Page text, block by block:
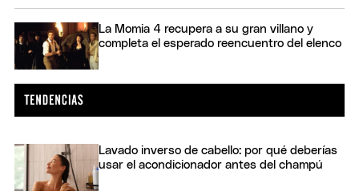
La Momia 4 recupera a su gran villano y
completa el esperado reencuentro del elenco
Lavado inverso de cabello: por qué deberías
usar el acondicionador antes del champú